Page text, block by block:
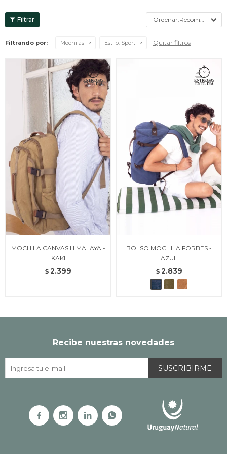
Recomendados
Filtrando por: Mochilas Estilo: Sport Quitar filtros
MOCHILA CANVAS HIMALAYA -
KAKI
$ 2.399
BOLSO MOCHILA FORBES -
AZUL
$ 2.839
Recibe nuestras novedades
SUSCRIBIRME
   